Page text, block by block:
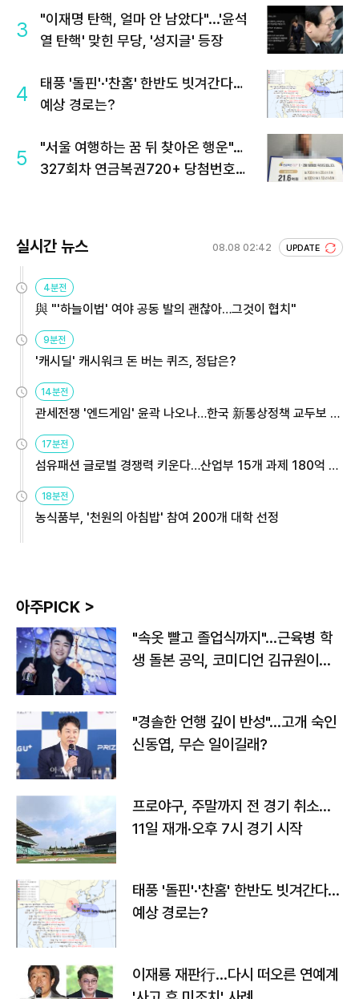
3
"이재명 탄핵, 얼마 안 남았다"...'윤석
열 탄핵' 맞힌 무당, '성지글' 등장
4
태풍 '돌핀'·'찬홈' 한반도 빗겨간다…
예상 경로는?
5
"서울 여행하는 꿈 뒤 찾아온 행운"…
327회차 연금복권720+ 당첨번호조
실시간 뉴스 08.08 02:42 UPDATE
4분전
與 "'하늘이법' 여야 공동 발의 괜찮아…그것이 협치"
9분전
'캐시딜' 캐시워크 돈 버는 퀴즈, 정답은?
14분전
관세전쟁 '엔드게임' 윤곽 나오나…한국 新통상정책 교두보 활
용해야
17분전
섬유패션 글로벌 경쟁력 키운다…산업부 15개 과제 180억 지
원
18분전
농식품부, '천원의 아침밥' 참여 200개 대학 선정
아주PICK >
"속옷 빨고 졸업식까지"…근육병 학
생 돌본 공익, 코미디언 김규원이었
"경솔한 언행 깊이 반성"…고개 숙인
신동엽, 무슨 일이길래?
프로야구, 주말까지 전 경기 취소…
11일 재개·오후 7시 경기 시작
태풍 '돌핀'·'찬홈' 한반도 빗겨간다…
예상 경로는?
이재룡 재판行…다시 떠오른 연예계